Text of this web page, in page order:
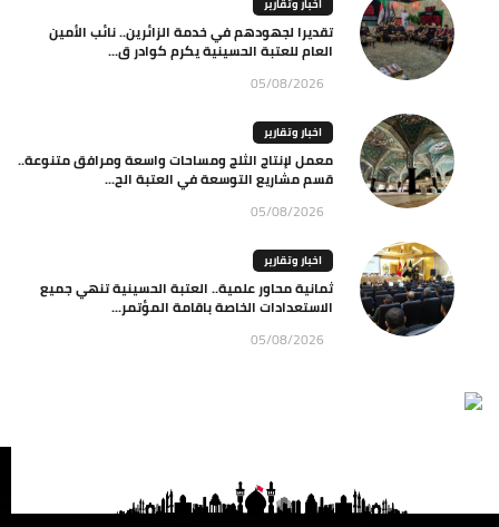
تقديرا لجهودهم في خدمة الزائرين.. نائب الأمين
العام للعتبة الحسينية يكرم كوادر ق...
05/08/2026
اخبار وتقارير
معمل لإنتاج الثلج ومساحات واسعة ومرافق متنوعة..
قسم مشاريع التوسعة في العتبة الح...
05/08/2026
اخبار وتقارير
ثمانية محاور علمية.. العتبة الحسينية تنهي جميع
الاستعدادات الخاصة باقامة المؤتمر...
05/08/2026